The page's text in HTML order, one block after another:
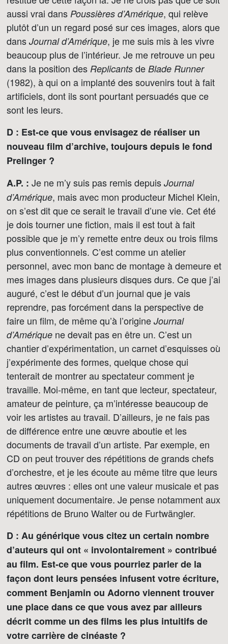
aussi vrai dans Poussières d’Amérique, qui relève
plutôt d’un un regard posé sur ces images, alors que
dans Journal d’Amérique, je me suis mis à les vivre
beaucoup plus de l’intérieur. Je me retrouve un peu
dans la position des Replicants de Blade Runner
(1982), à qui on a implanté des souvenirs tout à fait
artificiels, dont ils sont pourtant persuadés que ce
sont les leurs.
D : Est-ce que vous envisagez de réaliser un
nouveau film d’archive, toujours depuis le fond
Prelinger ?
A.P. : Je ne m’y suis pas remis depuis Journal
d’Amérique, mais avec mon producteur Michel Klein,
on s’est dit que ce serait le travail d’une vie. Cet été
je dois tourner une fiction, mais il est tout à fait
possible que je m’y remette entre deux ou trois films
plus conventionnels. C’est comme un atelier
personnel, avec mon banc de montage à demeure et
mes images dans plusieurs disques durs. Ce que j’ai
auguré, c’est le début d’un journal que je vais
reprendre, pas forcément dans la perspective de
faire un film, de même qu’à l’origine Journal
d’Amérique ne devait pas en être un. C’est un
chantier d’expérimentation, un carnet d’esquisses où
j’expérimente des formes, quelque chose qui
tenterait de montrer au spectateur comment je
travaille. Moi-même, en tant que lecteur, spectateur,
amateur de peinture, ça m’intéresse beaucoup de
voir les artistes au travail. D’ailleurs, je ne fais pas
de différence entre une œuvre aboutie et les
documents de travail d’un artiste. Par exemple, en
CD on peut trouver des répétitions de grands chefs
d’orchestre, et je les écoute au même titre que leurs
autres œuvres : elles ont une valeur musicale et pas
uniquement documentaire. Je pense notamment aux
répétitions de Bruno Walter ou de Furtwängler.
D : Au générique vous citez un certain nombre
d’auteurs qui ont « involontairement » contribué
au film. Est-ce que vous pourriez parler de la
façon dont leurs pensées infusent votre écriture,
comment Benjamin ou Adorno viennent trouver
une place dans ce que vous avez par ailleurs
décrit comme un des films les plus intuitifs de
votre carrière de cinéaste ?